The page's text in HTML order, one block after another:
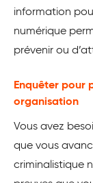
information
numérique
prévenir ou
Enquêter pour
organisation
Vous avez
que vous
criminalistique